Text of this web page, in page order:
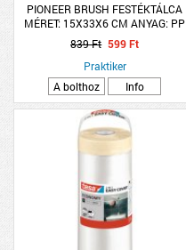
PIONEER BRUSH FESTÉKTÁLCA
MÉRET: 15X33X6 CM ANYAG: PP
839 Ft 599 Ft
Praktiker
A bolthoz
Info